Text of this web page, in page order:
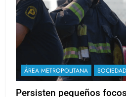
ÁREA METROPOLITANA SOCIEDAD
Persisten pequeños